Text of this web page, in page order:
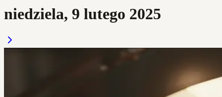
niedziela, 9 lutego 2025